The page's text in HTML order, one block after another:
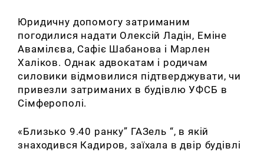
Юридичну допомогу затриманим
погодилися надати Олексій Ладін, Еміне
Авамілєва, Сафіє Шабанова і Марлен
Халіков. Однак адвокатам і родичам
силовики відмовилися підтверджувати, чи
привезли затриманих в будівлю УФСБ в
Сімферополі.
«Близько 9.40 ранку” ГАЗель “, в якій
знаходився Кадиров, заїхала в двір будівлі